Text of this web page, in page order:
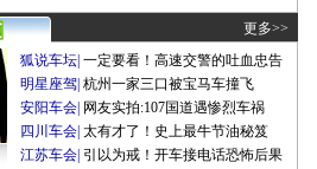
更多>>
狐说车坛 一定要看！高速交警的吐血忠告
明星座驾 杭州一家三口被宝马车撞飞
安阳车会 网友实拍:107国道遇惨烈车祸
四川车会 太有才了！史上最牛节油秘笈
江苏车会 引以为戒！开车接电话恐怖后果